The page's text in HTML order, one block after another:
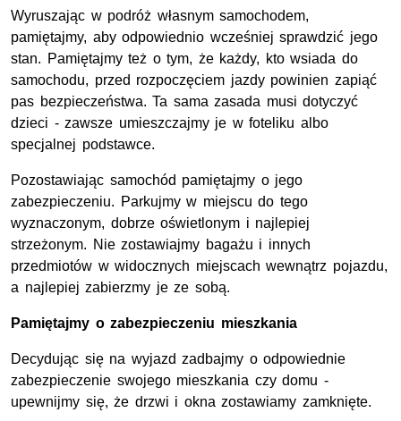
Wyruszając w podróż własnym samochodem,
pamiętajmy, aby odpowiednio wcześniej sprawdzić jego
stan. Pamiętajmy też o tym, że każdy, kto wsiada do
samochodu, przed rozpoczęciem jazdy powinien zapiąć
pas bezpieczeństwa. Ta sama zasada musi dotyczyć
dzieci - zawsze umieszczajmy je w foteliku albo
specjalnej podstawce.
Pozostawiając samochód pamiętajmy o jego
zabezpieczeniu. Parkujmy w miejscu do tego
wyznaczonym, dobrze oświetlonym i najlepiej
strzeżonym. Nie zostawiajmy bagażu i innych
przedmiotów w widocznych miejscach wewnątrz pojazdu,
a najlepiej zabierzmy je ze sobą.
Pamiętajmy o zabezpieczeniu mieszkania
Decydując się na wyjazd zadbajmy o odpowiednie
zabezpieczenie swojego mieszkania czy domu -
upewnijmy się, że drzwi i okna zostawiamy zamknięte.